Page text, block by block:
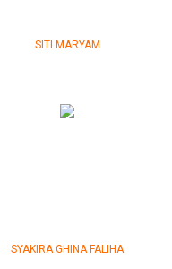
SITI MARYAM
SYAKIRA GHINA FALIHA